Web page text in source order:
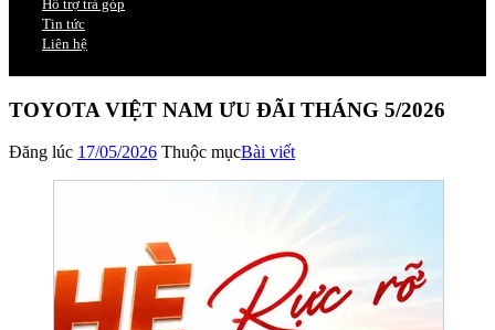
Hỗ trợ trả góp
Tin tức
Liên hệ
TOYOTA VIỆT NAM ƯU ĐÃI THÁNG 5/2026
Đăng lúc 17/05/2026 Thuộc mụcBài viết